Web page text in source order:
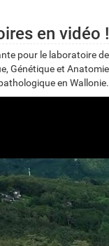
en vidéo !
pour le laboratoire de
Génétique et Anatomie
en Wallonie.